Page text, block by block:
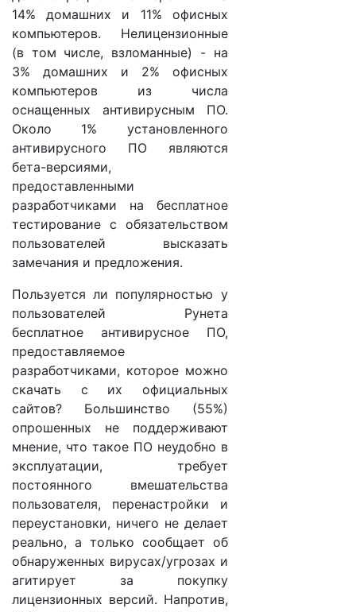
14% домашних и 11% офисных
компьютеров. Нелицензионные
(в том числе, взломанные) - на
3% домашних и 2% офисных
компьютеров из числа
оснащенных антивирусным ПО.
Около 1% установленного
антивирусного ПО являются
бета-версиями,
предоставленными
разработчиками на бесплатное
тестирование с обязательством
пользователей высказать
замечания и предложения.
Пользуется ли популярностью у
пользователей Рунета
бесплатное антивирусное ПО,
предоставляемое
разработчиками, которое можно
скачать с их официальных
сайтов? Большинство (55%)
опрошенных не поддерживают
мнение, что такое ПО неудобно в
эксплуатации, требует
постоянного вмешательства
пользователя, перенастройки и
переустановки, ничего не делает
реально, а только сообщает об
обнаруженных вирусах/угрозах и
агитирует за покупку
лицензионных версий. Напротив,